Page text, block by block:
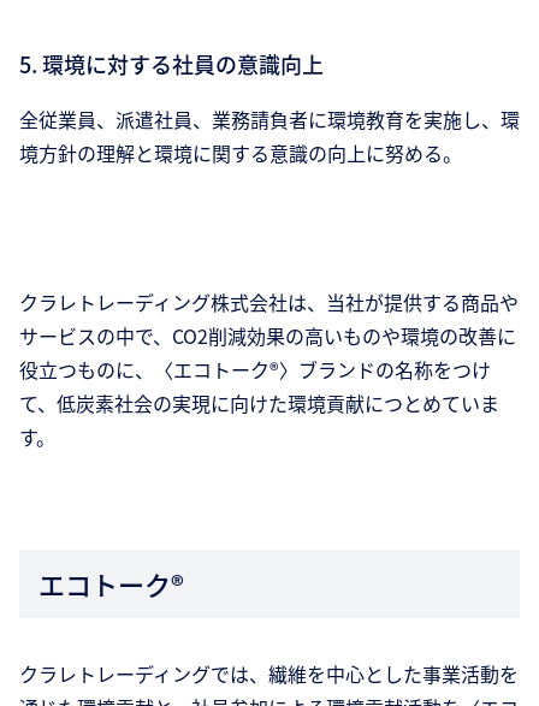
5. 環境に対する社員の意識向上
全従業員、派遣社員、業務請負者に環境教育を実施し、環
境方針の理解と環境に関する意識の向上に努める。
クラレトレーディング株式会社は、当社が提供する商品や
サービスの中で、CO2削減効果の高いものや環境の改善に
役立つものに、〈エコトーク®〉ブランドの名称をつけ
て、低炭素社会の実現に向けた環境貢献につとめていま
す。
エコトーク®
クラレトレーディングでは、繊維を中心とした事業活動を